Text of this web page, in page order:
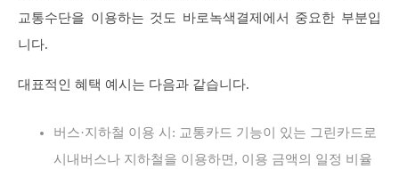
교통수단을 이용하는 것도 바로녹색결제에서 중요한 부분입
니다.
대표적인 혜택 예시는 다음과 같습니다.
버스·지하철 이용 시: 교통카드 기능이 있는 그린카드로
시내버스나 지하철을 이용하면, 이용 금액의 일정 비율